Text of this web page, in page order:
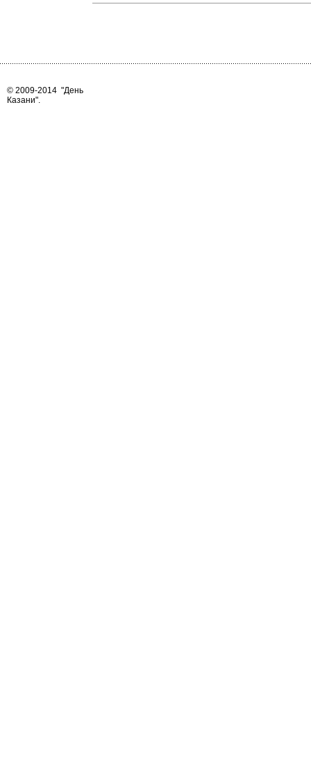
© 2009-2014 "День
Казани".